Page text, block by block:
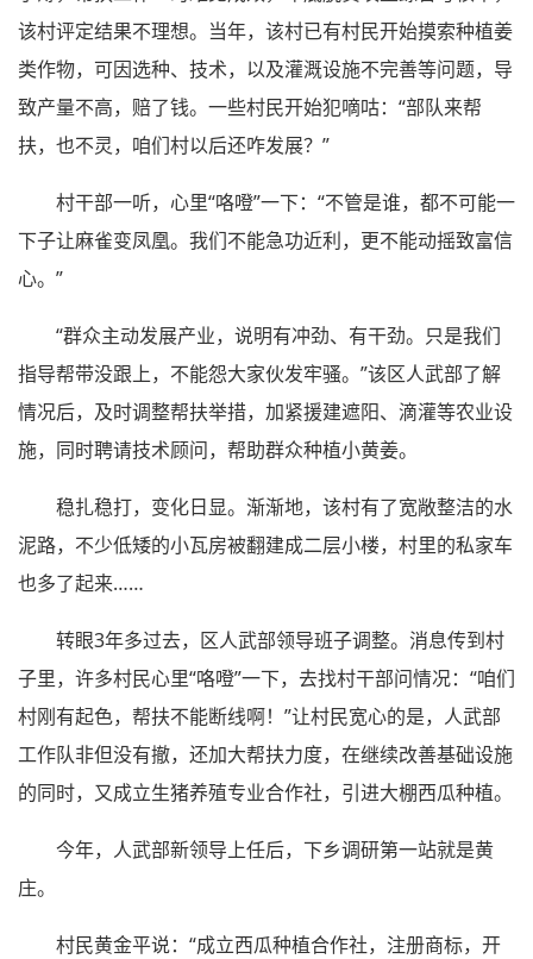
该村评定结果不理想。当年，该村已有村民开始摸索种植姜
类作物，可因选种、技术，以及灌溉设施不完善等问题，导
致产量不高，赔了钱。一些村民开始犯嘀咕：“部队来帮
扶，也不灵，咱们村以后还咋发展？”
村干部一听，心里“咯噔”一下：“不管是谁，都不可能一
下子让麻雀变凤凰。我们不能急功近利，更不能动摇致富信
心。”
“群众主动发展产业，说明有冲劲、有干劲。只是我们
指导帮带没跟上，不能怨大家伙发牢骚。”该区人武部了解
情况后，及时调整帮扶举措，加紧援建遮阳、滴灌等农业设
施，同时聘请技术顾问，帮助群众种植小黄姜。
稳扎稳打，变化日显。渐渐地，该村有了宽敞整洁的水
泥路，不少低矮的小瓦房被翻建成二层小楼，村里的私家车
也多了起来……
转眼3年多过去，区人武部领导班子调整。消息传到村
子里，许多村民心里“咯噔”一下，去找村干部问情况：“咱们
村刚有起色，帮扶不能断线啊！”让村民宽心的是，人武部
工作队非但没有撤，还加大帮扶力度，在继续改善基础设施
的同时，又成立生猪养殖专业合作社，引进大棚西瓜种植。
今年，人武部新领导上任后，下乡调研第一站就是黄
庄。
村民黄金平说：“成立西瓜种植合作社，注册商标，开